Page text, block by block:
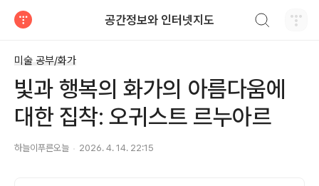
공간정보와 인터넷지도
미술 공부/화가
빛과 행복의 화가의 아름다움에
대한 집착: 오귀스트 르누아르
하늘이푸른오늘 2026. 4. 14. 22:15